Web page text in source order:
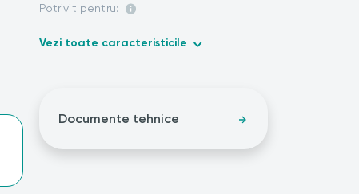
Potrivit pentru:
Vezi toate caracteristicile
Documente tehnice